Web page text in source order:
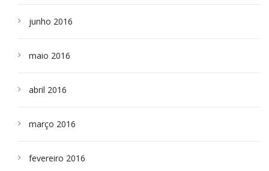
junho 2016
maio 2016
abril 2016
março 2016
fevereiro 2016